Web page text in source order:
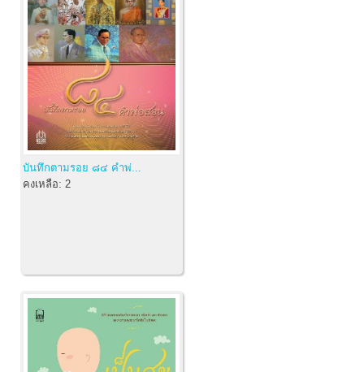
บันทึกตามรอย ๘๔ คำพ่...
คงเหลือ: 2